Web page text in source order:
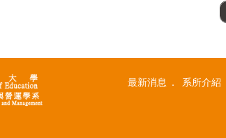
最新消息 系所介紹